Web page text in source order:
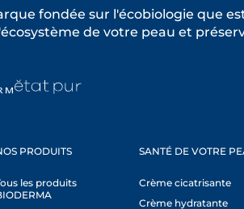
fondée sur l'écobiologie que
de votre peau et
PRODUITS
les produits
SANTÉ DE VOTRE
Crème cicatrisante
Crème hydratante